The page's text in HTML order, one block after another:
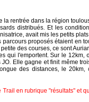
la rentrée dans la région
distribués. Et les
avait mis les petits
proposés étaient en
des courses, ce sont
qui l'emportent. Sur le
Elle gagne et finit même
des distances, le 20km,
en rubrique "résultats" et